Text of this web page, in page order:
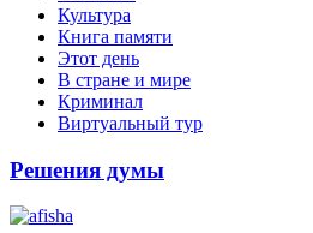
Культура
Книга памяти
Этот день
В стране и мире
Криминал
Виртуальный тур
Решения думы